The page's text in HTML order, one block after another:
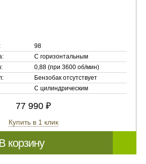
98
С горизонтальным
0,88 (при 3600 об/мин)
Бензобак отсутствует
С цилиндрическим
77 990 ₽
Купить в 1 клик
корзину